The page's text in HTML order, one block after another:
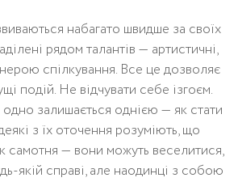
набагато швидше за своїх
рядом талантів — артистичні,
спілкування. Все це дозволяє
подій. Не відчувати себе ізгоєм.
залишається однією — як стати
з їх оточення розуміють, що
самотня — вони можуть веселитися,
якій справі, але наодинці з собою